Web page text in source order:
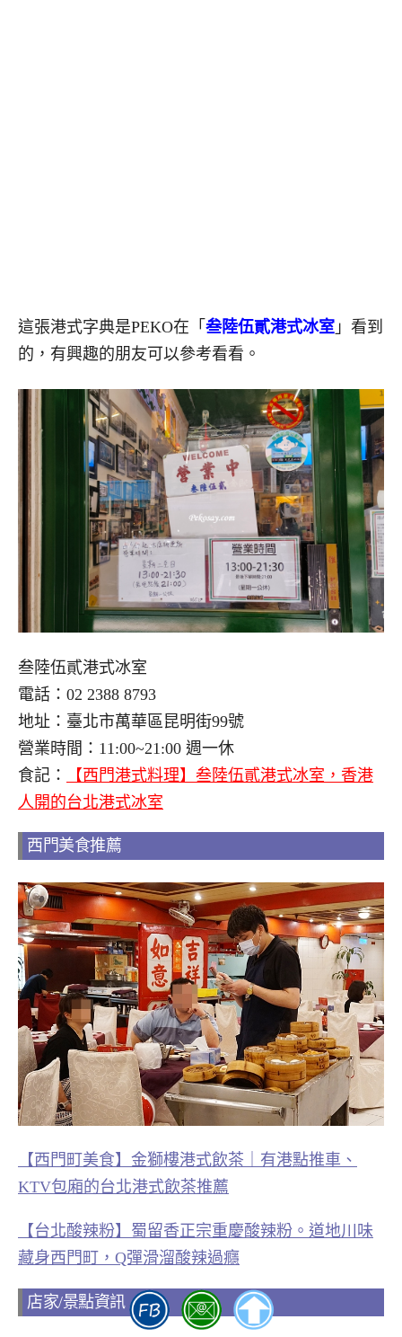
這張港式字典是PEKO在「 叁陸伍貳港式冰室 」看到
的，有興趣的朋友可以參考看看。
叁陸伍貳港式冰室
電話：02 2388 8793
地址：臺北市萬華區昆明街99號
營業時間：11:00~21:00 週一休
食記：
【西門港式料理】叁陸伍貳港式冰室，香港
人開的台北港式冰室
西門美食推薦
【西門町美食】金獅樓港式飲茶｜有港點推車、
KTV包廂的台北港式飲茶推薦
【台北酸辣粉】蜀留香正宗重慶酸辣粉。道地川味
藏身西門町，Q彈滑溜酸辣過癮
店家/景點資訊